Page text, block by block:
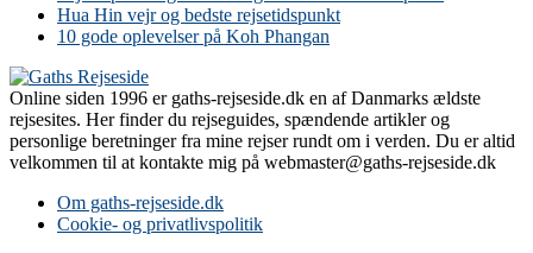
Hua Hin vejr og bedste rejsetidspunkt
10 gode oplevelser på Koh Phangan
Online siden 1996 er gaths-rejseside.dk en af Danmarks ældste
rejsesites. Her finder du rejseguides, spændende artikler og
personlige beretninger fra mine rejser rundt om i verden. Du er altid
velkommen til at kontakte mig på webmaster@gaths-rejseside.dk
Om gaths-rejseside.dk
Cookie- og privatlivspolitik